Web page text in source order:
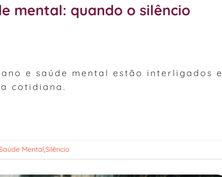
mental: quando o silêncio
e saúde mental estão interligados e
cotidiana.
Mental,Silêncio